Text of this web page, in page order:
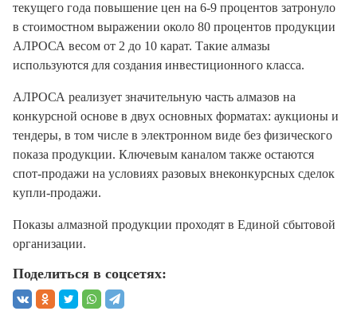
текущего года повышение цен на 6-9 процентов затронуло
в стоимостном выражении около 80 процентов продукции
АЛРОСА весом от 2 до 10 карат. Такие алмазы
используются для создания инвестиционного класса.
АЛРОСА реализует значительную часть алмазов на
конкурсной основе в двух основных форматах: аукционы и
тендеры, в том числе в электронном виде без физического
показа продукции. Ключевым каналом также остаются
спот-продажи на условиях разовых внеконкурсных сделок
купли-продажи.
Показы алмазной продукции проходят в Единой сбытовой
организации.
Поделиться в соцсетях: